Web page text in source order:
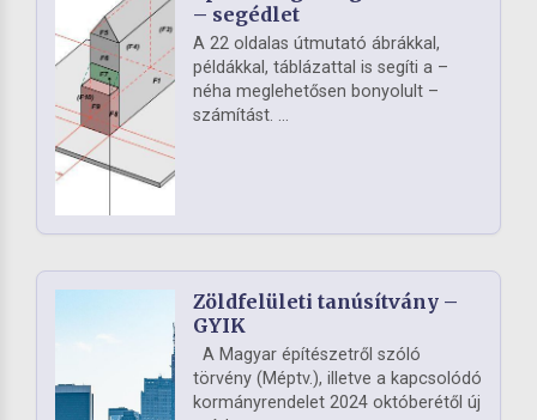
– segédlet
A 22 oldalas útmutató ábrákkal,
példákkal, táblázattal is segíti a –
néha meglehetősen bonyolult –
számítást. ...
Zöldfelületi tanúsítvány –
GYIK
A Magyar építészetről szóló
törvény (Méptv.), illetve a kapcsolódó
kormányrendelet 2024 októberétől új